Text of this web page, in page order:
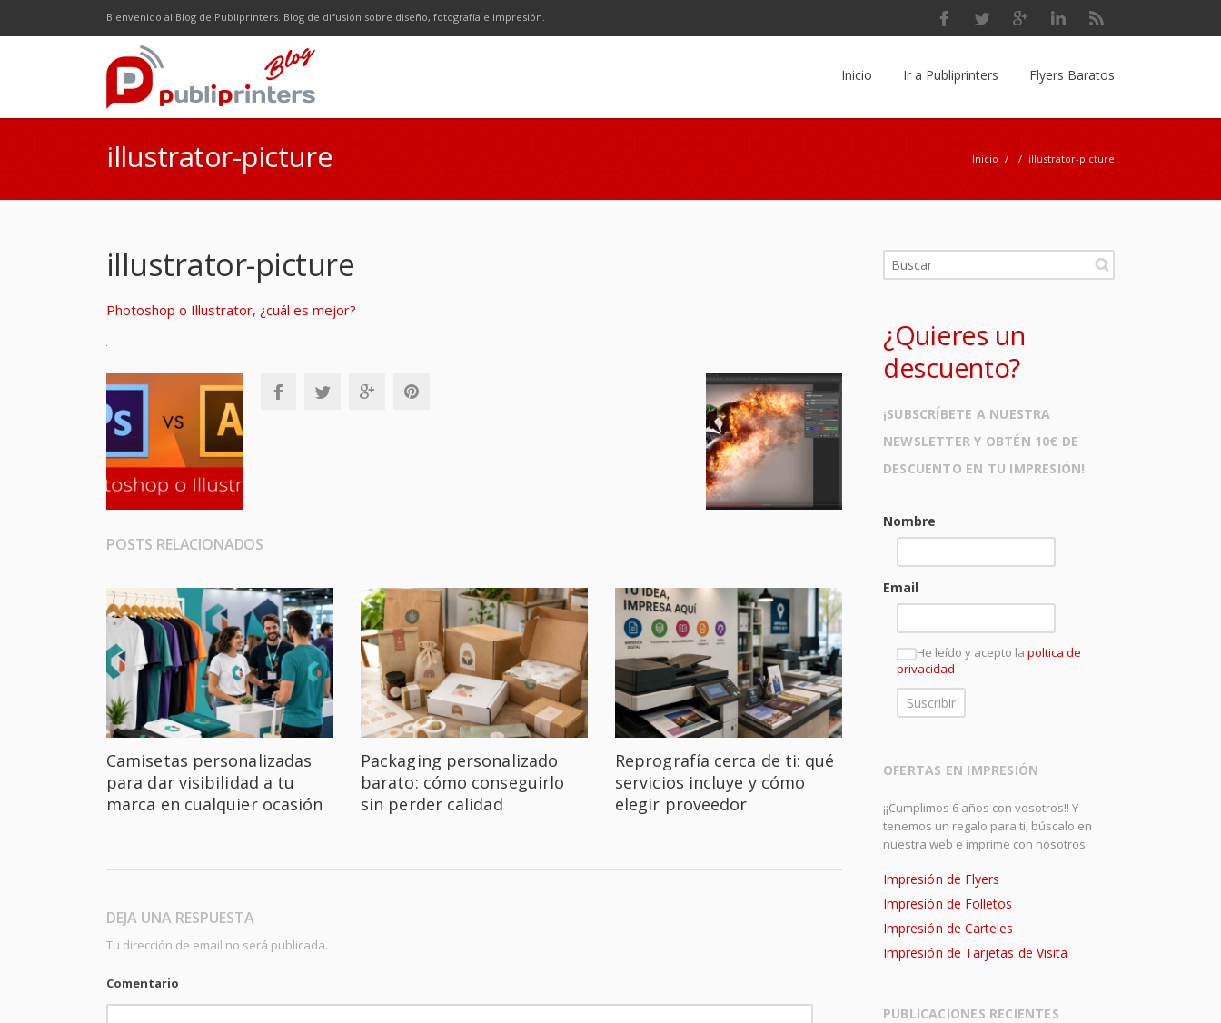
Bienvenido al Blog de Publiprinters. Blog de difusión sobre diseño, fotografía e impresión.
FacebookTwitterGoogle Plus
LinkedInRSS
Inicio Ir a Publiprinters Flyers Baratos
Inicio / / illustrator-picture
illustrator-picture
illustrator-picture
Photoshop o Illustrator, ¿cuál es mejor?
POSTS RELACIONADOS
Camisetas personalizadas
para dar visibilidad a tu
marca en cualquier ocasión
Packaging personalizado
barato: cómo conseguirlo
sin perder calidad
Reprografía cerca de ti: qué
servicios incluye y cómo
elegir proveedor
DEJA UNA RESPUESTA
Tu dirección de email no será publicada.
Comentario
¿Quieres un
descuento?
¡SUBSCRÍBETE A NUESTRA
NEWSLETTER Y OBTÉN 10€ DE
DESCUENTO EN TU IMPRESIÓN!
Nombre
Email
He leído y acepto la poltica de
privacidad
OFERTAS EN IMPRESIÓN
¡¡Cumplimos 6 años con vosotros!! Y
tenemos un regalo para ti, búscalo en
nuestra web e imprime con nosotros:
Impresión de Flyers
Impresión de Folletos
Impresión de Carteles
Impresión de Tarjetas de Visita
PUBLICACIONES RECIENTES